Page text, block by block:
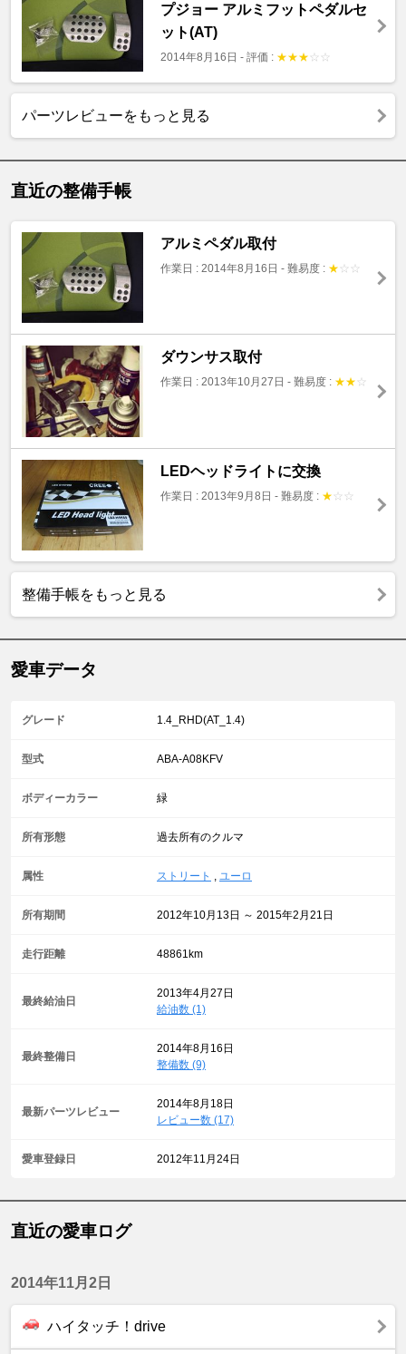
プジョー アルミフットペダルセ
ット(AT)
2014年8月16日 - 評価 : ★★★ ☆ ☆
パーツレビューをもっと見る
直近の整備手帳
アルミペダル取付
作業日 : 2014年8月16日 - 難易度 : ★ ☆ ☆
ダウンサス取付
作業日 : 2013年10月27日 - 難易度 : ★★ ☆
LEDヘッドライトに交換
作業日 : 2013年9月8日 - 難易度 : ★ ☆ ☆
整備手帳をもっと見る
愛車データ
グレード 1.4_RHD(AT_1.4)
型式 ABA-A08KFV
ボディーカラー 緑
所有形態 過去所有のクルマ
属性 ストリート , ユーロ
所有期間 2012年10月13日 ～ 2015年2月21日
走行距離 48861km
最終給油日
2013年4月27日
給油数 (1)
最終整備日
2014年8月16日
整備数 (9)
最新パーツレビュー
2014年8月18日
レビュー数 (17)
愛車登録日 2012年11月24日
直近の愛車ログ
2014年11月2日
ハイタッチ！drive